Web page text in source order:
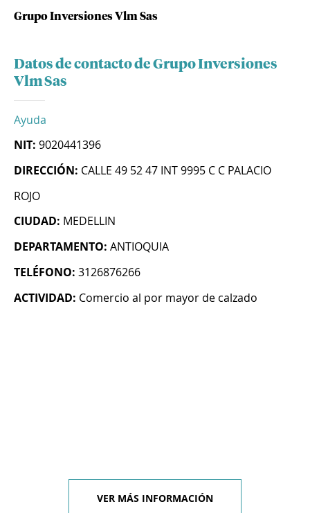
Grupo Inversiones Vlm Sas
Datos de contacto de Grupo Inversiones
Vlm Sas
Ayuda
NIT: 9020441396
DIRECCIÓN: CALLE 49 52 47 INT 9995 C C PALACIO
ROJO
CIUDAD: MEDELLIN
DEPARTAMENTO: ANTIOQUIA
TELÉFONO: 3126876266
ACTIVIDAD: Comercio al por mayor de calzado
VER MÁS INFORMACIÓN